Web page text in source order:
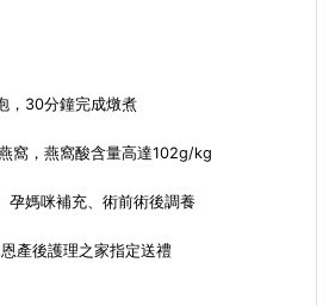
，30分鐘完成燉煮
窩，燕窩酸含量高達102g/kg
媽咪補充、術前術後調養
產後護理之家指定送禮